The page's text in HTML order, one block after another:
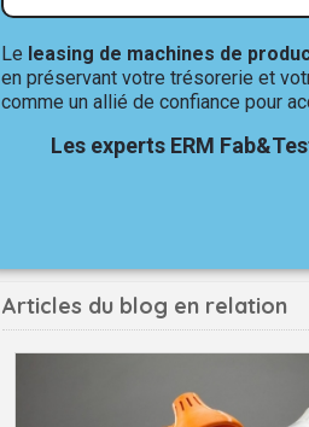
Le leasing de machines de
en préservant votre trésorerie et
comme un allié de confiance pour
Les experts ERM
Articles du blog en relation